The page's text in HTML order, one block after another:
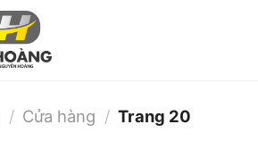
/ Cửa hàng / Trang 20